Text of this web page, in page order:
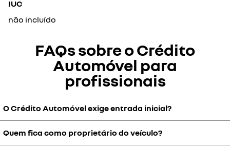
IUC
não incluído
FAQs sobre o Crédito
Automóvel para
profissionais
O Crédito Automóvel exige entrada inicial?
Não obrigatoriamente. A entrada é opcional, podendo ajustá-la
conforme o orçamento da empresa.
Quem fica como proprietário do veículo?